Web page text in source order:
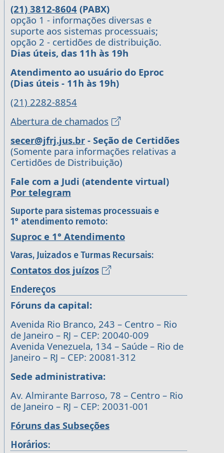
(21) 3812-8604 (PABX)
opção 1 - informações diversas e
suporte aos sistemas processuais;
opção 2 - certidões de distribuição.
Dias úteis, das 11h às 19h
Atendimento ao usuário do Eproc
(Dias úteis - 11h às 19h)
(21) 2282-8854
Abertura de chamados
secer@jfrj.jus.br - Seção de Certidões
(Somente para informações relativas a
Certidões de Distribuição)
Fale com a Judi (atendente virtual)
Por telegram
Suporte para sistemas processuais e
1° atendimento remoto:
Suproc e 1° Atendimento
Varas, Juizados e Turmas Recursais:
Contatos dos juízos
Endereços
Fóruns da capital:
Avenida Rio Branco, 243 – Centro – Rio
de Janeiro – RJ – CEP: 20040-009
Avenida Venezuela, 134 – Saúde – Rio de
Janeiro – RJ – CEP: 20081-312
Sede administrativa:
Av. Almirante Barroso, 78 – Centro – Rio
de Janeiro – RJ – CEP: 20031-001
Fóruns das Subseções
Horários: